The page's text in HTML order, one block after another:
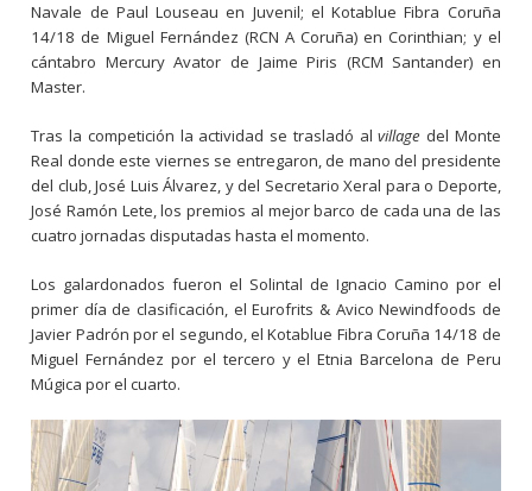
Navale de Paul Louseau en Juvenil; el Kotablue Fibra Coruña
14/18 de Miguel Fernández (RCN A Coruña) en Corinthian; y el
cántabro Mercury Avator de Jaime Piris (RCM Santander) en
Master.
Tras la competición la actividad se trasladó alvillage del Monte
Real donde este viernes se entregaron, de mano del presidente
del club, José Luis Álvarez, y del Secretario Xeral para o Deporte,
José Ramón Lete, los premios al mejor barco de cada una de las
cuatro jornadas disputadas hasta el momento.
Los galardonados fueron el Solintal de Ignacio Camino por el
primer día de clasificación, el Eurofrits & Avico Newindfoods de
Javier Padrón por el segundo, el Kotablue Fibra Coruña 14/18 de
Miguel Fernández por el tercero y el Etnia Barcelona de Peru
Múgica por el cuarto.